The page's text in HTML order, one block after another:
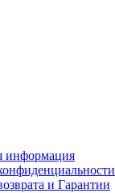
информация
и Гарантии